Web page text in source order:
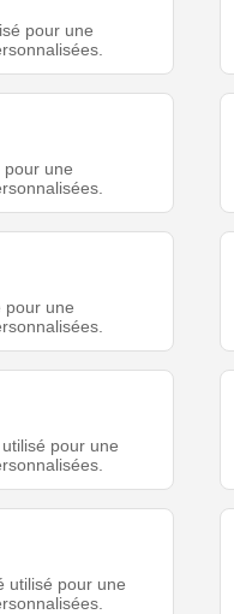
pour une
pour une
pour une
pour une
utilisé pour une